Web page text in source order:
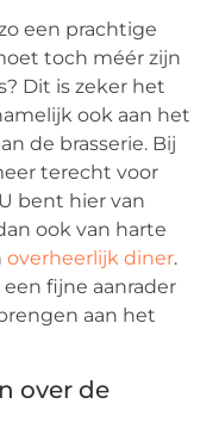
een prachtige
toch méér zijn
Dit is zeker het
ook aan het
de brasserie. Bij
terecht voor
bent hier van
ook van harte
overheerlijk diner.
fijne aanrader
aan het
over de